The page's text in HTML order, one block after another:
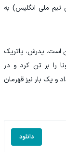
ملی انگلیس) به
است. پدرش، پاتریک
۲۰۰۴ پیراهن بارسلونا را بر تن کرد و در
به ثمر رساند، ۲۲ پاس گل داد و یک بار نیز قهرمان
دانلود